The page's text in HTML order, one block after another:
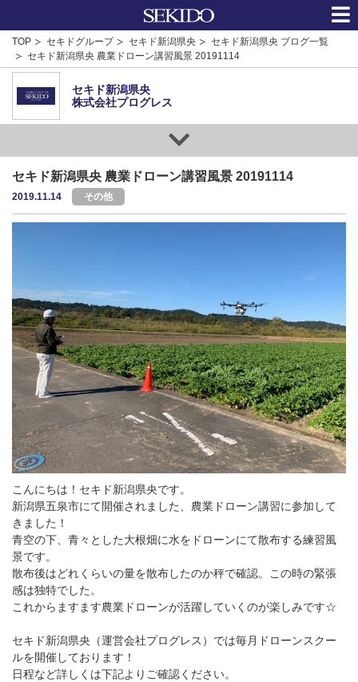
TOP セキドグループ セキド新潟県央
セキド新潟県央 ブログ一覧
セキド新潟県央 農業ドローン講習風景 20191114
セキド新潟県央
株式会社プログレス
セキド新潟県央 農業ドローン講習風景 20191114
2019.11.14 その他
こんにちは！セキド新潟県央です。
新潟県五泉市にて開催されました、農業ドローン講習に参加して
きました！
青空の下、青々とした大根畑に水をドローンにて散布する練習風
景です。
散布後はどれくらいの量を散布したのか秤で確認。この時の緊張
感は独特でした。
これからますます農業ドローンが活躍していくのが楽しみです☆
セキド新潟県央（運営会社プログレス）では毎月ドローンスクー
ルを開催しております！
日程など詳しくは下記よりご確認ください。